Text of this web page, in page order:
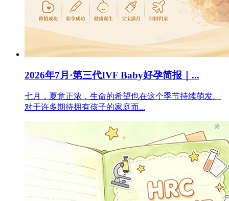
2026年7月·第三代IVF Baby好孕简报｜...
七月，夏意正浓，生命的希望也在这个季节持续萌发。
对于许多期待拥有孩子的家庭而...